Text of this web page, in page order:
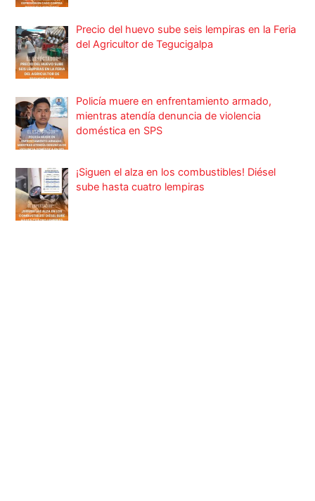
Precio del huevo sube seis lempiras en la Feria
del Agricultor de Tegucigalpa
Policía muere en enfrentamiento armado,
mientras atendía denuncia de violencia
doméstica en SPS
¡Siguen el alza en los combustibles! Diésel
sube hasta cuatro lempiras